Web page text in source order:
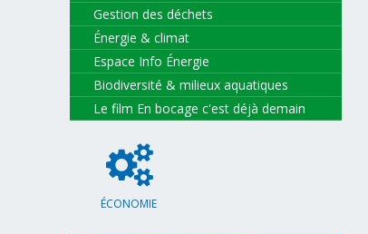
Gestion des déchets
Énergie & climat
Espace Info Énergie
Biodiversité & milieux aquatiques
Le film En bocage c'est déjà demain
ÉCONOMIE